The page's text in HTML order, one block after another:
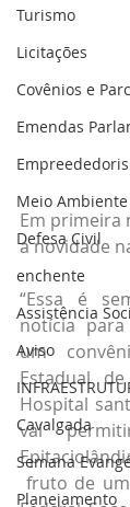
Turismo
Licitações
Covênios e
Emendas
Meio Ambiente
Defesa Civil
enchente
Assistência
Aviso
Cavalgada
Semana
Planejamento
Em primeira
a novidade
“Essa é
notícia
um
Estadual de
Hospital
vai
fruto de